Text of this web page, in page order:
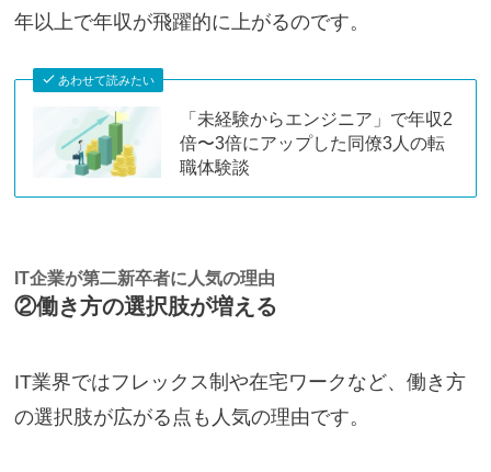
年以上で年収が飛躍的に上がるのです。
あわせて読みたい
「未経験からエンジニア」で年収2
倍〜3倍にアップした同僚3人の転
職体験談
IT企業が第二新卒者に人気の理由
②働き方の選択肢が増える
IT業界ではフレックス制や在宅ワークなど、働き方
の選択肢が広がる点も人気の理由です。